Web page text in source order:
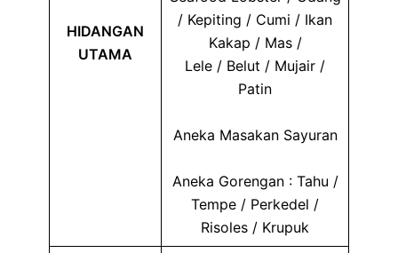
HIDANGAN
UTAMA
/ Kepiting / Cumi / Ikan
Kakap / Mas /
Lele / Belut / Mujair /
Patin
Aneka Masakan Sayuran
Aneka Gorengan : Tahu /
Tempe / Perkedel /
Risoles / Krupuk